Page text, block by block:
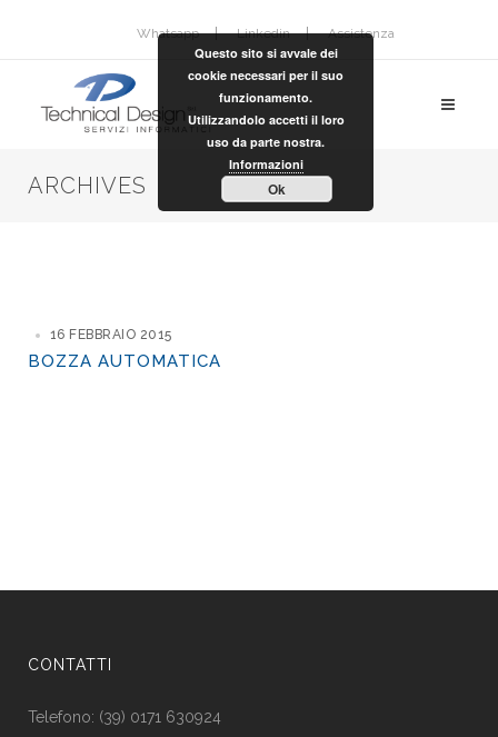
Whatsapp Linkedin Assistenza
ARCHIVES
16 FEBBRAIO 2015
BOZZA AUTOMATICA
CONTATTI
Telefono: (39) 0171 630924
Questo sito si avvale dei
cookie necessari per il suo
funzionamento.
Utilizzandolo accetti il loro
uso da parte nostra.
Informazioni
Ok